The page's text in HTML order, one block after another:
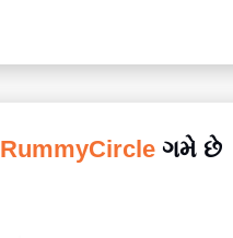
RummyCircleગમે છે